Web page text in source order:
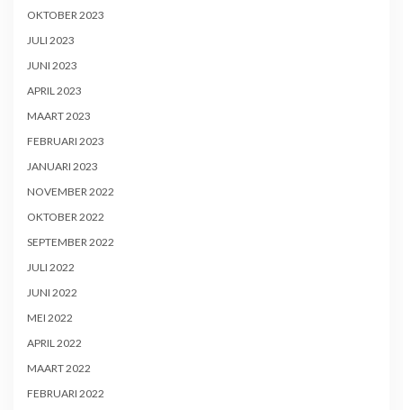
OKTOBER 2023
JULI 2023
JUNI 2023
APRIL 2023
MAART 2023
FEBRUARI 2023
JANUARI 2023
NOVEMBER 2022
OKTOBER 2022
SEPTEMBER 2022
JULI 2022
JUNI 2022
MEI 2022
APRIL 2022
MAART 2022
FEBRUARI 2022